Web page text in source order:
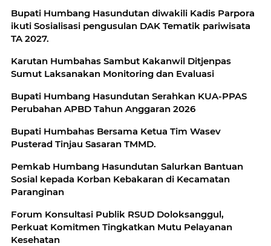
Bupati Humbang Hasundutan diwakili Kadis Parpora
ikuti Sosialisasi pengusulan DAK Tematik pariwisata
TA 2027.
Karutan Humbahas Sambut Kakanwil Ditjenpas
Sumut Laksanakan Monitoring dan Evaluasi
Bupati Humbang Hasundutan Serahkan KUA-PPAS
Perubahan APBD Tahun Anggaran 2026
Bupati Humbahas Bersama Ketua Tim Wasev
Pusterad Tinjau Sasaran TMMD.
Pemkab Humbang Hasundutan Salurkan Bantuan
Sosial kepada Korban Kebakaran di Kecamatan
Paranginan
Forum Konsultasi Publik RSUD Doloksanggul,
Perkuat Komitmen Tingkatkan Mutu Pelayanan
Kesehatan